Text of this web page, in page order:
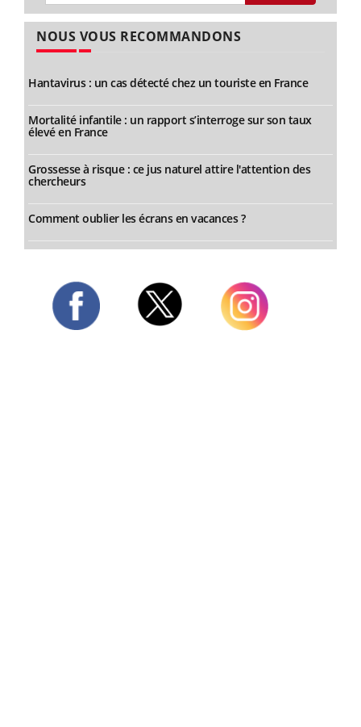
NOUS VOUS RECOMMANDONS
Hantavirus : un cas détecté chez un touriste en France
Mortalité infantile : un rapport s’interroge sur son taux
élevé en France
Grossesse à risque : ce jus naturel attire l'attention des
chercheurs
Comment oublier les écrans en vacances ?